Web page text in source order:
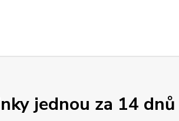
jednou za 14 dnů